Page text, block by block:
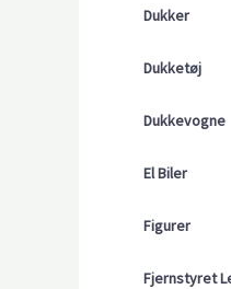
Dukker
Dukketøj
Dukkevogne
El Biler
Figurer
Fjernstyret